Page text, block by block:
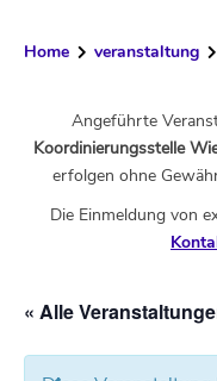
Home veranstaltung
Angeführte
Koordinierungsstelle
erfolgen ohne
Die Einmeldung von
« Alle